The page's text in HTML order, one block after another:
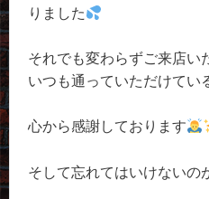
りました
それでも変わらずご来店い
いつも通っていただけてい
心から感謝しております
そして忘れてはいけないの